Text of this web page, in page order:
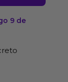
9 de